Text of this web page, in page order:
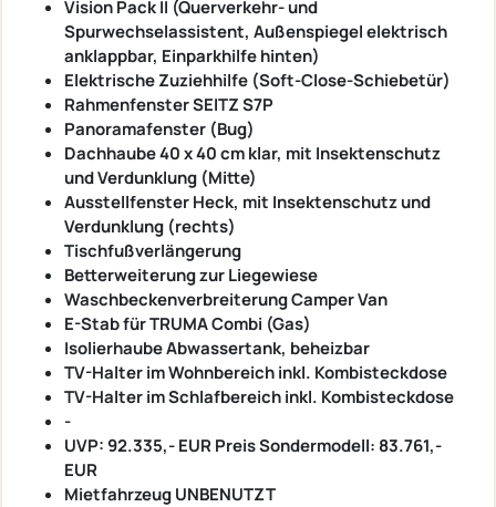
Vision Pack II (Querverkehr- und
Spurwechselassistent, Außenspiegel elektrisch
anklappbar, Einparkhilfe hinten)
Elektrische Zuziehhilfe (Soft-Close-Schiebetür)
Rahmenfenster SEITZ S7P
Panoramafenster (Bug)
Dachhaube 40 x 40 cm klar, mit Insektenschutz
und Verdunklung (Mitte)
Ausstellfenster Heck, mit Insektenschutz und
Verdunklung (rechts)
Tischfußverlängerung
Betterweiterung zur Liegewiese
Waschbeckenverbreiterung Camper Van
E-Stab für TRUMA Combi (Gas)
Isolierhaube Abwassertank, beheizbar
TV-Halter im Wohnbereich inkl. Kombisteckdose
TV-Halter im Schlafbereich inkl. Kombisteckdose
-
UVP: 92.335,- EUR Preis Sondermodell: 83.761,-
EUR
Mietfahrzeug UNBENUTZT